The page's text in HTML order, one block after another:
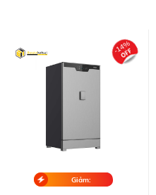
Giảm:
-14%